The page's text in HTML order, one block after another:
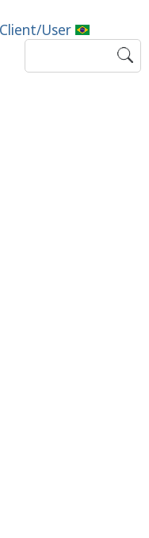
Client/User